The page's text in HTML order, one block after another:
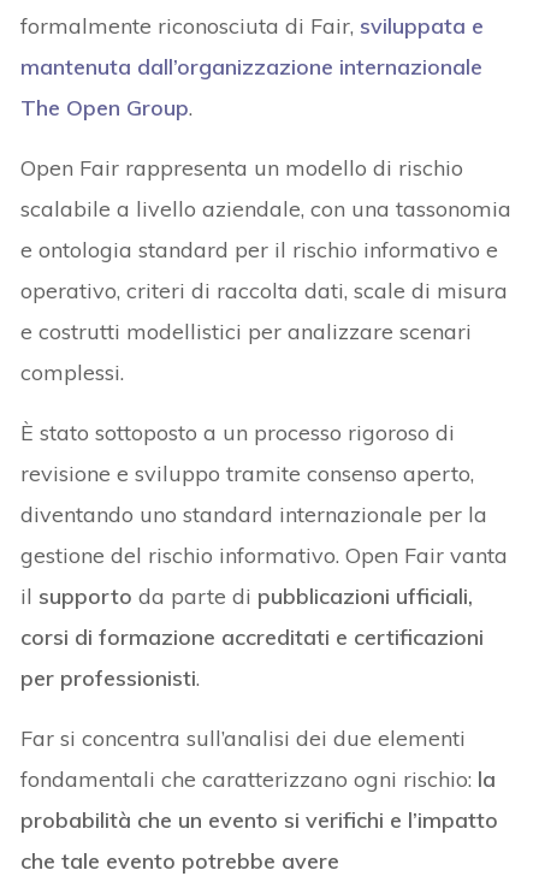
formalmente riconosciuta di Fair, sviluppata e
mantenuta dall’organizzazione internazionale
The Open Group.
Open Fair rappresenta un modello di rischio
scalabile a livello aziendale, con una tassonomia
e ontologia standard per il rischio informativo e
operativo, criteri di raccolta dati, scale di misura
e costrutti modellistici per analizzare scenari
complessi.
È stato sottoposto a un processo rigoroso di
revisione e sviluppo tramite consenso aperto,
diventando uno standard internazionale per la
gestione del rischio informativo. Open Fair vanta
il supporto da parte di pubblicazioni ufficiali,
corsi di formazione accreditati e certificazioni
per professionisti.
Far si concentra sull’analisi dei due elementi
fondamentali che caratterizzano ogni rischio: la
probabilità che un evento si verifichi e l’impatto
che tale evento potrebbe avere